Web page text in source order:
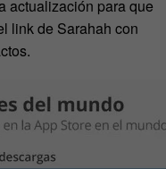
actualización para que
link de Sarahah con